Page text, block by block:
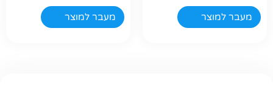
מעבר למוצר מעבר למוצר